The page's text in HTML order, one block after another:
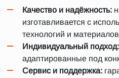
Качество и надёжность:
изготавливается с
технологий и
Индивидуальный подход:
адаптированные под
Сервис и поддержка: